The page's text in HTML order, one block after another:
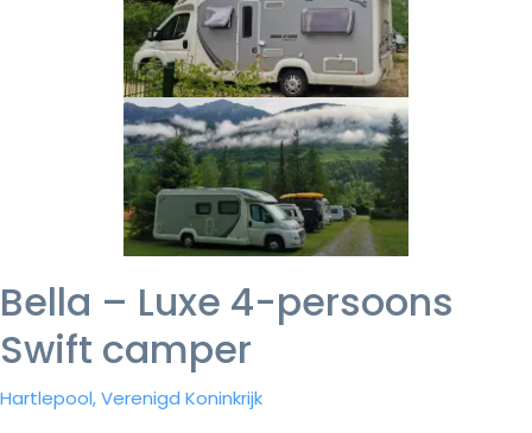
Bella – Luxe 4-persoons
Swift camper
Hartlepool, Verenigd Koninkrijk